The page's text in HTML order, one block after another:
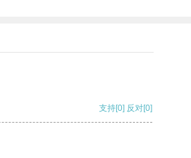
支持[0] 反对[0]